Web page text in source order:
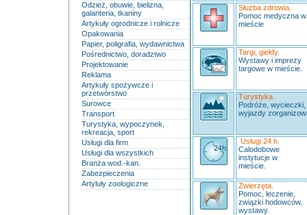
Odzież, obuwie, bielizna,
galanteria, tkaniny
Artykuły ogrodnicze i rolnicze
Opakowania
Papier, poligrafia, wydawnictwa
Pośrednictwo, doradztwo
Projektowanie
Reklama
Artykuły spożywcze i
przetwórstwo
Surowce
Transport
Turystyka, wypoczynek,
rekreacja, sport
Usługi dla firm
Usługi dla wszystkich
Branża wod.-kan.
Zabezpieczenia
Artyluły zoologiczne
Służba zdrowia.
Pomoc medyczna
mieście
Targi, giełdy.
Wystawy i imprezy
targowe w mieście.
Turystyka.
Podróże, wycieczki,
wyjazdy
Usługi 24 h.
Calodobowe
instytucje w
mieście.
Zwierzęta.
Pomoc, leczenie,
związki hodowców,
wystawy.